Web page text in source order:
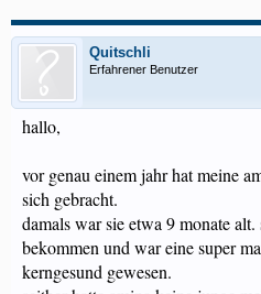
Quitschli
Erfahrener Benutzer
hallo,
vor genau einem jahr hat meine
sich gebracht.
damals war sie etwa 9 monate
bekommen und war eine super
kerngesund gewesen.